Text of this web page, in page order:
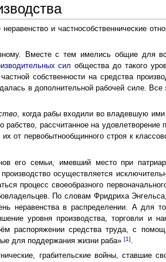
и частнособственнические
Вместе с тем имелись общие для
сил общества до такого
собственности на средства
в дополнительной рабочей силе.
, когда рабы входили во владевшую
рассчитанное на удовлетворение
от первобытнообщинного строя к
его семьи, имевший место при
осуществляется
процесс своеобразного
По словам Фридриха
неравенства в распределении. А для
уровня производства, торговли и
распоряжении средства труда, с
для поддержания жизни раба» [1]
грабительские войны,